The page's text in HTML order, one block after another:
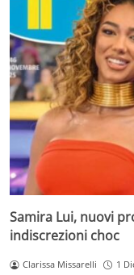
Samira Lui, nuovi
indiscrezioni choc
Clarissa Missarelli 1